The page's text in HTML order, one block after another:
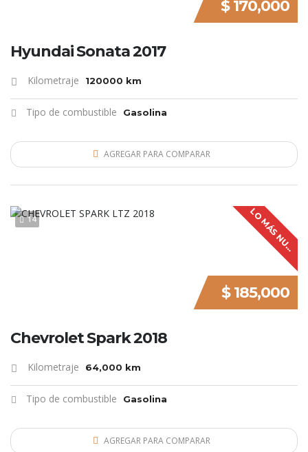
$ 170,000
Hyundai Sonata 2017
Kilometraje 120000 km
Tipo de combustible Gasolina
AGREGAR PARA COMPARAR
14 L
O
M
Á
S
N
U
E
V
O
$ 185,000
Chevrolet Spark 2018
Kilometraje 64,000 km
Tipo de combustible Gasolina
AGREGAR PARA COMPARAR